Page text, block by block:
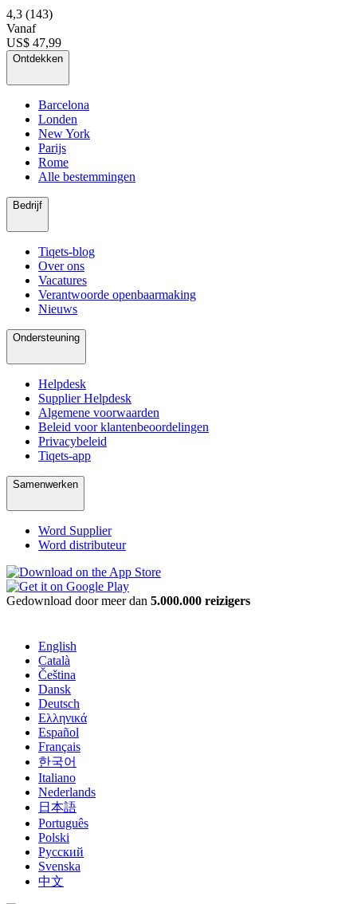
4,3 (143)
Vanaf
US$ 47,99
Ontdekken
Barcelona
Londen
New York
Parijs
Rome
Alle bestemmingen
Bedrijf
Tiqets-blog
Over ons
Vacatures
Verantwoorde openbaarmaking
Nieuws
Ondersteuning
Helpdesk
Supplier Helpdesk
Algemene voorwaarden
Beleid voor klantenbeoordelingen
Privacybeleid
Tiqets-app
Samenwerken
Word Supplier
Word distributeur
Gedownload door meer dan 5.000.000 reizigers
English
Català
Čeština
Dansk
Deutsch
Ελληνικά
Español
Français
한국어
Italiano
Nederlands
日本語
Português
Polski
Русский
Svenska
中文